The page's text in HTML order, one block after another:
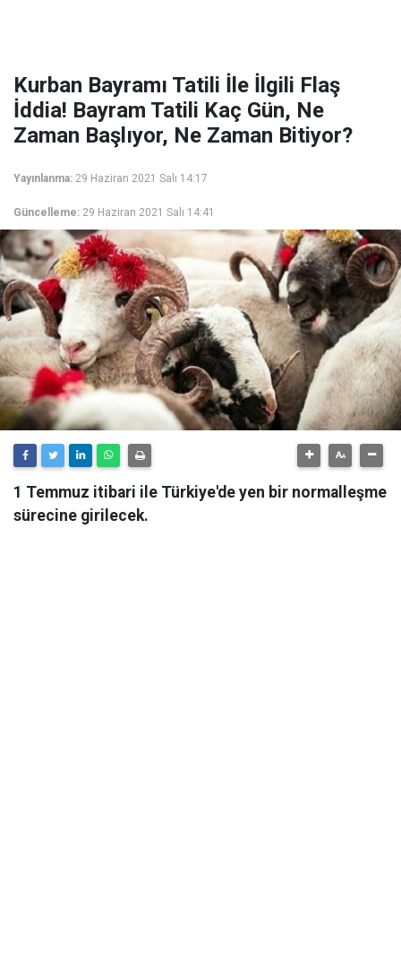
Kurban Bayramı Tatili İle İlgili Flaş
İddia! Bayram Tatili Kaç Gün, Ne
Zaman Başlıyor, Ne Zaman Bitiyor?
Yayınlanma: 29 Haziran 2021 Salı 14:17
Güncelleme: 29 Haziran 2021 Salı 14:41
1 Temmuz itibari ile Türkiye'de yen bir normalleşme
sürecine girilecek.